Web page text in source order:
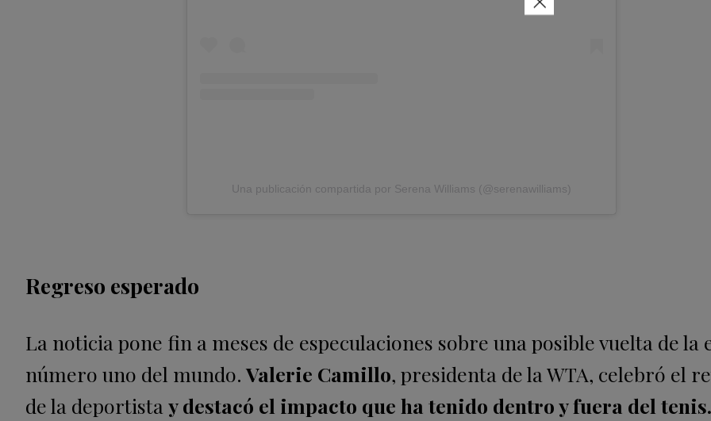
Una publicación compartida por Serena Williams (@serenawilliams)
Regreso esperado
La noticia pone fin a meses de especulaciones sobre una posible vuelta de la
número uno del mundo. Valerie Camillo, presidenta de la WTA, celebró el
de la deportista y destacó el impacto que ha tenido dentro y fuera del tenis.